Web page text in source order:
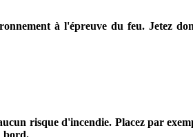
à l'épreuve du feu. Jetez
risque d'incendie. Placez par
bord.